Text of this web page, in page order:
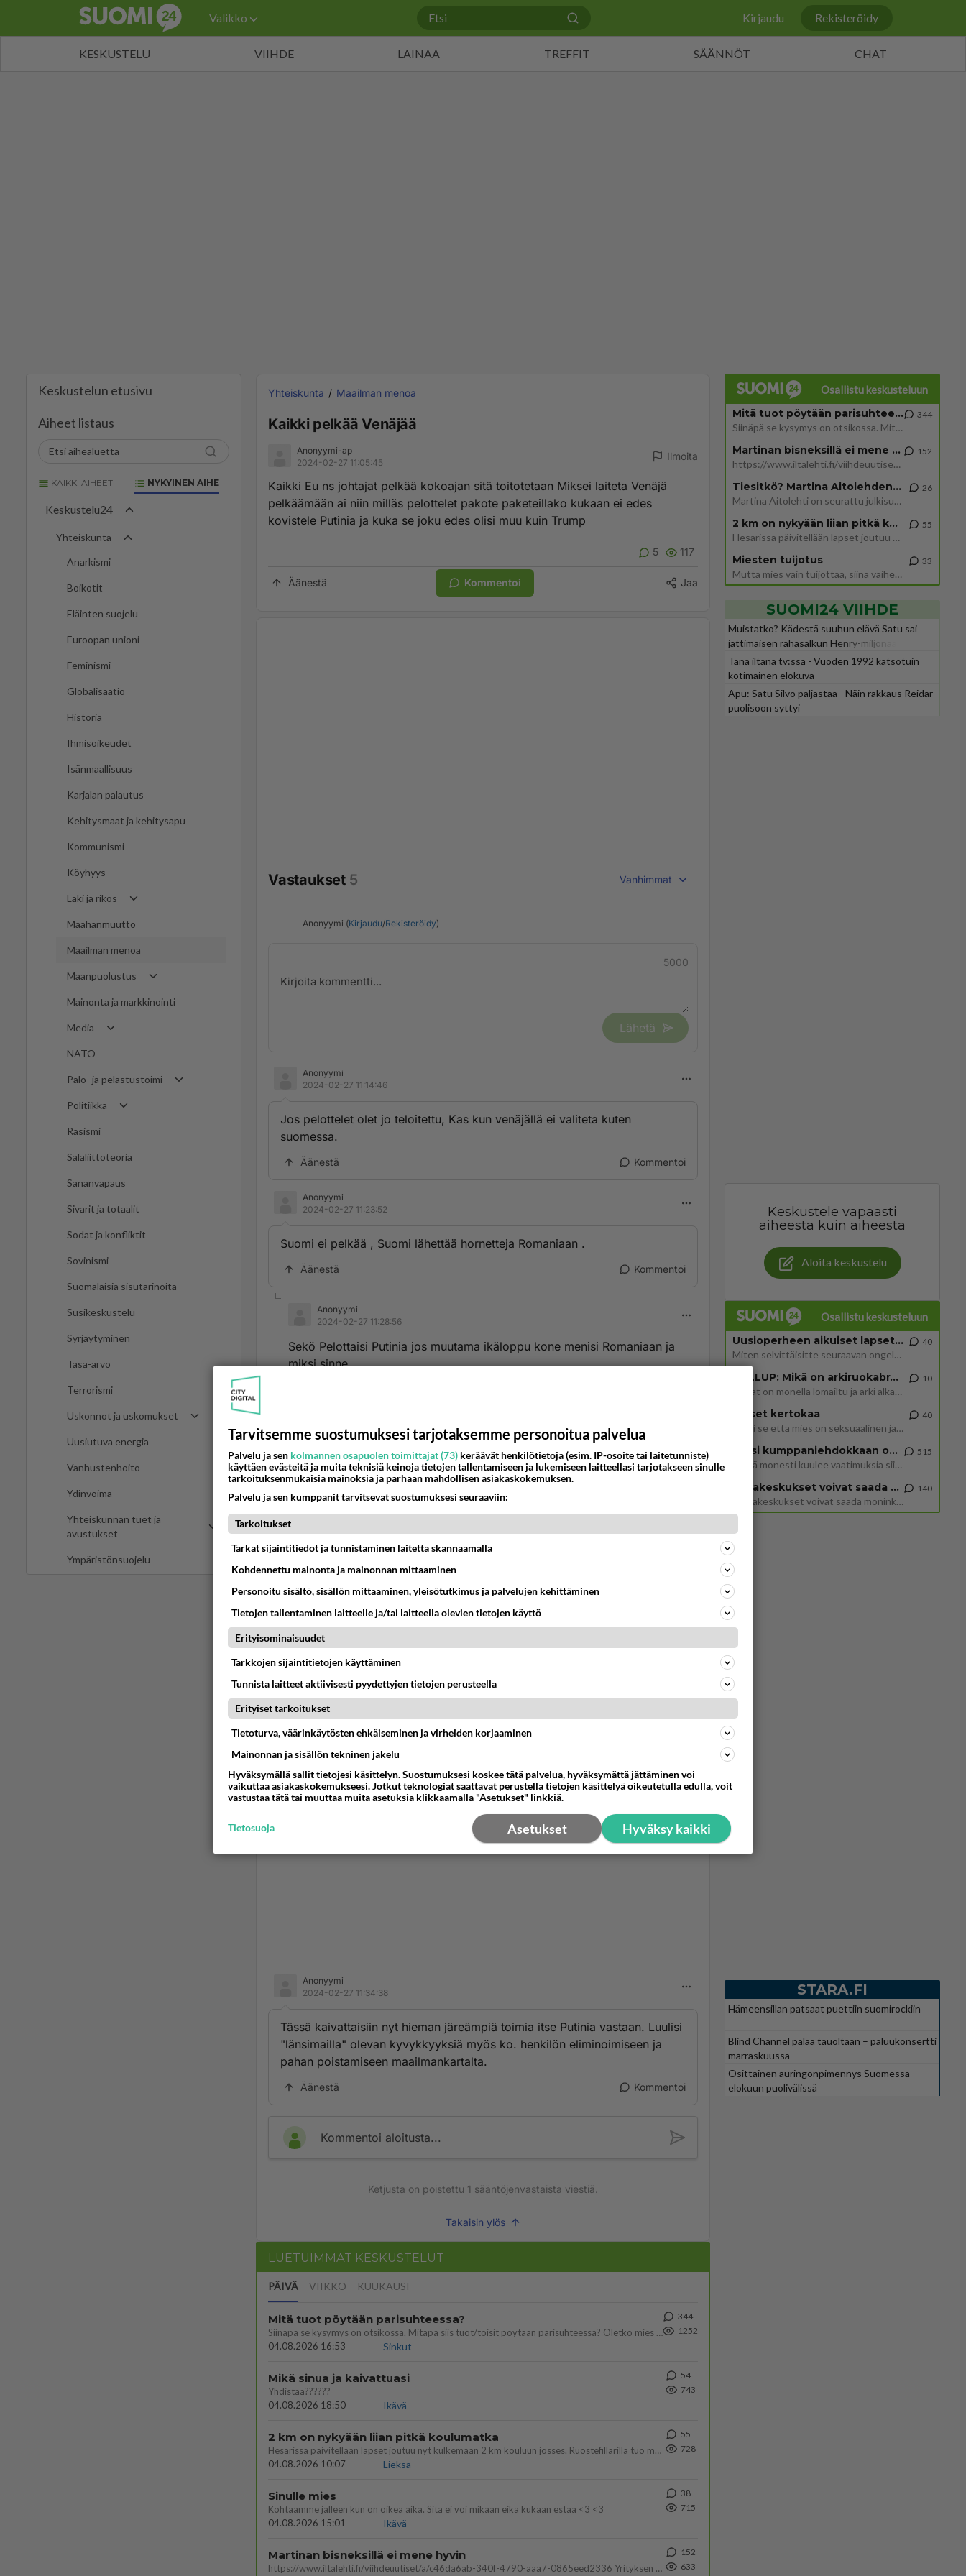
Valikko Kirjaudu Rekisteröidy
KESKUSTELU VIIHDE LAINAA TREFFIT SÄÄNNÖT CHAT
Keskustelun etusivu
Aiheet listaus
KAIKKI AIHEET NYKYINEN AIHE
Keskustelu24
Yhteiskunta
Anarkismi
Boikotit
Eläinten suojelu
Euroopan unioni
Feminismi
Globalisaatio
Historia
Ihmisoikeudet
Isänmaallisuus
Karjalan palautus
Kehitysmaat ja kehitysapu
Kommunismi
Köyhyys
Laki ja rikos
Maahanmuutto
Maailman menoa
Maanpuolustus
Mainonta ja markkinointi
Media
NATO
Palo- ja pelastustoimi
Politiikka
Rasismi
Salaliittoteoria
Sananvapaus
Sivarit ja totaalit
Sodat ja konfliktit
Sovinismi
Suomalaisia sisutarinoita
Susikeskustelu
Syrjäytyminen
Tasa-arvo
Terrorismi
Uskonnot ja uskomukset
Uusiutuva energia
Vanhustenhoito
Ydinvoima
Yhteiskunnan tuet ja
avustukset
Ympäristönsuojelu
Yhteiskunta Maailman menoa
Kaikki pelkää Venäjää
Anonyymi-ap
2024-02-27 11:05:45
Ilmoita
Kaikki Eu ns johtajat pelkää kokoajan sitä toitotetaan Miksei laiteta Venäjä
pelkäämään ai niin milläs pelottelet pakote paketeillako kukaan ei edes
kovistele Putinia ja kuka se joku edes olisi muu kuin Trump
5 117
Äänestä Kommentoi Jaa
Vastaukset 5 Vanhimmat
Anonyymi (Kirjaudu/Rekisteröidy)
5000
Lähetä
Anonyymi
2024-02-27 11:14:46
Jos pelottelet olet jo teloitettu, Kas kun venäjällä ei valiteta kuten
suomessa.
Äänestä Kommentoi
Anonyymi
2024-02-27 11:23:52
Suomi ei pelkää , Suomi lähettää hornetteja Romaniaan .
Äänestä Kommentoi
Anonyymi
2024-02-27 11:28:56
Sekö Pelottaisi Putinia jos muutama ikäloppu kone menisi Romaniaan ja
miksi sinne
2024-02-27 11:26:29
Venäjä uhkailee jatkuvasti Länsi hiljaa kuin hiiri
Äänestä
Anonyymi
2024-02-27 11:34:38
Tässä kaivattaisiin nyt hieman järeämpiä toimia itse Putinia vastaan. Luulisi
"länsimailla" olevan kyvykkyyksiä myös ko. henkilön eliminoimiseen ja
pahan poistamiseen maailmankartalta.
Äänestä Kommentoi
Kommentoi aloitusta...
Ketjusta on poistettu 1 sääntöjenvastaista viestiä.
Takaisin ylös
LUETUIMMAT KESKUSTELUT
PÄIVÄ VIIKKO KUUKAUSI
Mitä tuot pöytään parisuhteessa?
Siinäpä se kysymys on otsikossa. Mitäpä siis tuot/toisit pöytään parisuhteessa? Oletko mies vai nainen? Koetko sen mitä
04.08.2026 16:53
Sinkut
344
1252
Mikä sinua ja kaivattuasi
Yhdistää??????
04.08.2026 18:50
Ikävä
54
743
2 km on nykyään liian pitkä koulumatka
Hesarissa päivitellään lapset joutuu nyt kulkemaan 2 km kouluun jösses. Ruostefillarilla tuo matka menee vaikka miten äk
04.08.2026 10:07
Lieksa
55
728
Sinulle mies
Kohtaamme jälleen kun on oikea aika. Sitä ei voi mikään eikä kukaan estää <3 <3
04.08.2026 15:01
Ikävä
38
715
Martinan bisneksillä ei mene hyvin
https://www.iltalehti.fi/viihdeuutiset/a/c46da6ab-340f-4790-aaa7-0865eed2336 Yrityksen konkurssihakemus on tullut kärä
152
633
Osallistu keskusteluun
Mitä tuot pöytään parisuhteessa?
Siinäpä se kysymys on otsikossa. Mitäpä siis tuot/toisit pöytään parisuhteessa? Oletko mies vai nainen? Koetko sen mitä
344
Martinan bisneksillä ei mene hyvin
https://www.iltalehti.fi/viihdeuutiset/a/c46da6ab-340f-4790-aaa7-0865eed2336 Yrityksen konkurssihakemus on tullut kärä
152
Tiesitkö? Martina Aitolehden isäpuoli on tämä suosittu laulaja
Martina Aitolehti on seurattu julkisuuden henkilö. Lähipiiriin mahtuu muitakin tunnettuja henkilöitä. Tiesitkö, että Ma
26
2 km on nykyään liian pitkä koulumatka
Hesarissa päivitellään lapset joutuu nyt kulkemaan 2 km kouluun jösses. Ruostefillarilla tuo matka menee vaikka miten äk
55
Miesten tuijotus
Mutta mies vain tuijottaa, siinä vaiheessa käännän itse pään pois. Mikä juttu? Yleensä jos joku tuijottaa tai katsoo, hä
33
SUOMI24 VIIHDE
Muistatko? Kädestä suuhun elävä Satu sai
jättimäisen rahasalkun Henry-miljonääriltä
Tänä iltana tv:ssä - Vuoden 1992 katsotuin
kotimainen elokuva
Apu: Satu Silvo paljastaa - Näin rakkaus Reidar-
puolisoon syttyi
Keskustele vapaasti
aiheesta kuin aiheesta
Aloita keskustelu
Osallistu keskusteluun
Uusioperheen aikuiset lapset tyhjentää jääkaapin käydessään
Miten selvittäisitte seuraavan ongelman, meillä on uusioperhe, minulla teini-ikäiset lapset ja puolisolla aikuiset, jotk
40
GALLUP: Mikä on arkiruokabravuurisi?
Lomat on monella lomailtu ja arki alkaa. Se voi tarkoittaa myös sitä, että grillailut on grillattu ja palataan arjen ruo
10
Naiset kertokaa
Miksi se että mies on seksuaalinen ja haluaa seksiä ja te olette hänen mielestänne haluttava on vastenmielistä? Mikä sii
40
Miksi kumppaniehdokkaan oma elämä on teille ongelma?
Täällä monesti kuulee vaatimuksia siitä, että kumppaniehdokkaalla ei saisi olla lemmikkejä, lapsia, kavereita, eksiä, su
515
Datakeskukset voivat saada moninkertaisesti enemmän palautuksia kuin mitä ne maksavat veroja
”Datakeskukset voivat saada moninkertaisesti enemmän palautuksia kuin mitä ne maksavat veroja”, sanoo professori Jussi K
140
STARA.FI
Hämeensillan patsaat puettiin suomirockiin
Blind Channel palaa tauoltaan – paluukonsertti
marraskuussa
Osittainen auringonpimennys Suomessa
elokuun puolivälissä
Tarvitsemme suostumuksesi tarjotaksemme personoitua palvelua
Palvelu ja sen kolmannen osapuolen toimittajat (73) keräävät henkilötietoja (esim. IP-osoite tai laitetunniste)
käyttäen evästeitä ja muita teknisiä keinoja tietojen tallentamiseen ja lukemiseen laitteellasi tarjotakseen sinulle
tarkoituksenmukaisia mainoksia ja parhaan mahdollisen asiakaskokemuksen.
Palvelu ja sen kumppanit tarvitsevat suostumuksesi seuraaviin:
Tarkoitukset
Tarkat sijaintitiedot ja tunnistaminen laitetta skannaamalla
Kohdennettu mainonta ja mainonnan mittaaminen
Personoitu sisältö, sisällön mittaaminen, yleisötutkimus ja palvelujen kehittäminen
Tietojen tallentaminen laitteelle ja/tai laitteella olevien tietojen käyttö
Erityisominaisuudet
Tarkkojen sijaintitietojen käyttäminen
Tunnista laitteet aktiivisesti pyydettyjen tietojen perusteella
Erityiset tarkoitukset
Tietoturva, väärinkäytösten ehkäiseminen ja virheiden korjaaminen
Mainonnan ja sisällön tekninen jakelu
Hyväksymällä sallit tietojesi käsittelyn. Suostumuksesi koskee tätä palvelua, hyväksymättä jättäminen voi
vaikuttaa asiakaskokemukseesi. Jotkut teknologiat saattavat perustella tietojen käsittelyä oikeutetulla edulla, voit
vastustaa tätä tai muuttaa muita asetuksia klikkaamalla "Asetukset" linkkiä.
Hyväksy kaikki
Asetukset
Tietosuoja